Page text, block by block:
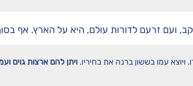
ועם זרעם לדורות עולם, היא על הארץ. אף
עמו בששון ברנה את בחיריו. ויתן להם ארצות גוים